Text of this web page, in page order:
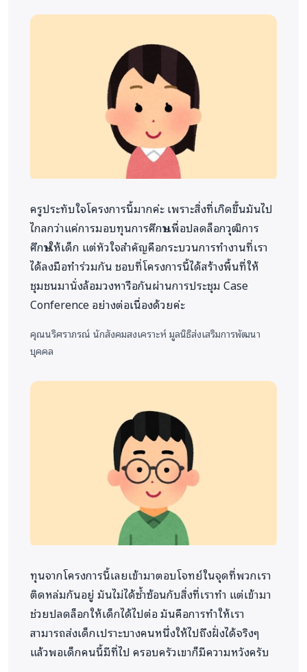
จัดประชุมเพื่อติดตามกระบวนการดำเนินงานที่ผ่าน
มา และแลกเปลี่ยนเคสใหม่ที่มีปัญหาต่อไป
- ระดมทุนเพื่อสร้างหุ้นส่วนการทำงานระหว่างภาค
ประชาชน-ภาคเอกชน-ภาคประชาสังคม เพื่อช่วยเหลือ
เด็กและเยาวชนในภาวะเปราะบางที่ติดค้างค่าบำรุงการ
ศึกษากับโรงเรียน จนนำมาซึ่งการขาดโอกาสด้านอื่นๆใน
ชีวิต ทั้งนี้ โครงการจะมีการมอบทุนการศึกษาตามจำนวน
โรงเรียนสามารถออกใบรับรองการศึกษาให้ได้
- พิจารณาทุนการศึกษาและการช่วยเหลือ จะใช้คณะ
กรรมการประกอบด้วยประธานชุมชน ตัวแทนจากศูนย์
สร้างโอกาสเด็ก ตัวแทนภาควิชาการ และตัวแทนจาก
องค์การพัฒนาเอกชนด้านเด็ก เพื่อความครอบคลุมและ
ความเปลี่ยนแปลงและความสำเร็จ
จากยอดระดมทุนที่ได้รับในครั้งนี้ แม้จะยังไม่ถึงเป้า
หมายที่ตั้งไว้ แต่โครงการก็สามารถนำเงินที่ได้รับไป
มอบเป็นทุนช่วยเหลือเด็กและเยาวชนได้จำนวน 20 ทุน
ทุนทั้งหมดถูกนำไปใช้ชำระค่าบำรุงการศึกษาและค่า
ธรรมเนียมต่าง ๆ ให้กับสถานศึกษาโดยตรง เพื่อช่วยให้
น้อง ๆ สามารถรับวุฒิการศึกษาได้อย่างครบถ้วน และมี
โอกาสเดินหน้าต่อในเส้นทางการเรียนหรือการทำงาน
โดยไม่หลุดออกจากระบบการศึกษาไปอย่างถาวร
แม้จำนวนทุนจะน้อยกว่าที่ตั้งใจไว้ แต่ทุกการสนับสนุน
ก็มีส่วนสำคัญในการสร้างโอกาสและเปลี่ยนแปลงชีวิต
ของน้อง ๆ ได้จริง
ครูประทับใจโครงการนี้มากค่ะ เพราะสิ่งที่เกิดขึ้นมันไป
ไกลกว่าแค่การมอบทุนการศึกษาเพื่อปลดล็อกวุฒิการ
ศึกษาให้เด็ก แต่หัวใจสำคัญคือกระบวนการทำงานที่เรา
ได้ลงมือทำร่วมกัน ชอบที่โครงการนี้ได้สร้างพื้นที่ให้
ชุมชนมานั่งล้อมวงหารือกันผ่านการประชุม Case
Conference อย่างต่อเนื่องด้วยค่ะ
คุณนริศราภรณ์ นักสังคมสงเคราะห์ มูลนิธิส่งเสริมการพัฒนา
บุคคล
ทุนจากโครงการนี้เลยเข้ามาตอบโจทย์ในจุดที่พวกเรา
ติดหล่มกันอยู่ มันไม่ได้ซ้ำซ้อนกับสิ่งที่เราทำ แต่เข้ามา
ช่วยปลดล็อกให้เด็กได้ไปต่อ มันคือการทำให้เรา
สามารถส่งเด็กเปราะบางคนหนึ่งให้ไปถึงฝั่งได้จริงๆ
แล้วพอเด็กคนนี้มีที่ไป ครอบครัวเขาก็มีความหวังครับ